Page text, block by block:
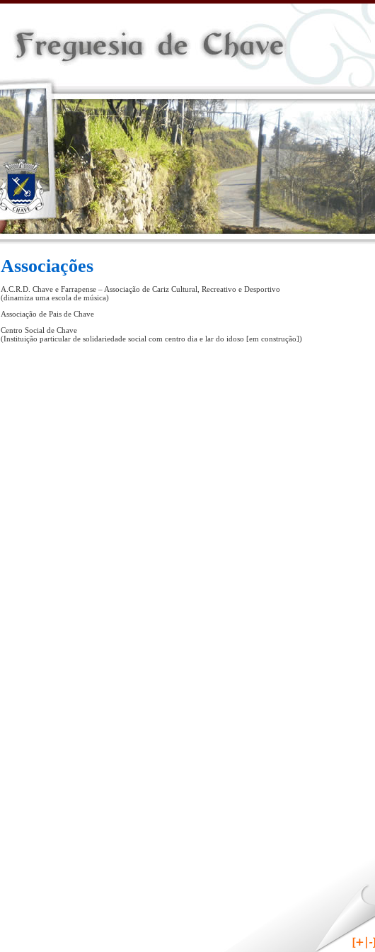
Associações
A.C.R.D. Chave e Farrapense – Associação de Cariz Cultural, Recreativo e Desportivo
(dinamiza uma escola de música)
Associação de Pais de Chave
Centro Social de Chave
(Instituição particular de solidariedade social com centro dia e lar do idoso [em construção])